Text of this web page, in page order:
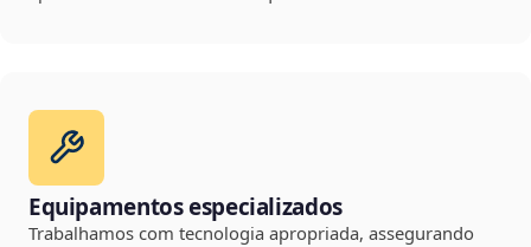
Equipamentos especializados
Trabalhamos com tecnologia apropriada, assegurando